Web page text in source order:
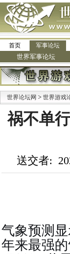
首页 军事论坛
世界军事论坛
世界论坛网 > 世界游戏
祸不单
送交者:
气象预测显
年来最强